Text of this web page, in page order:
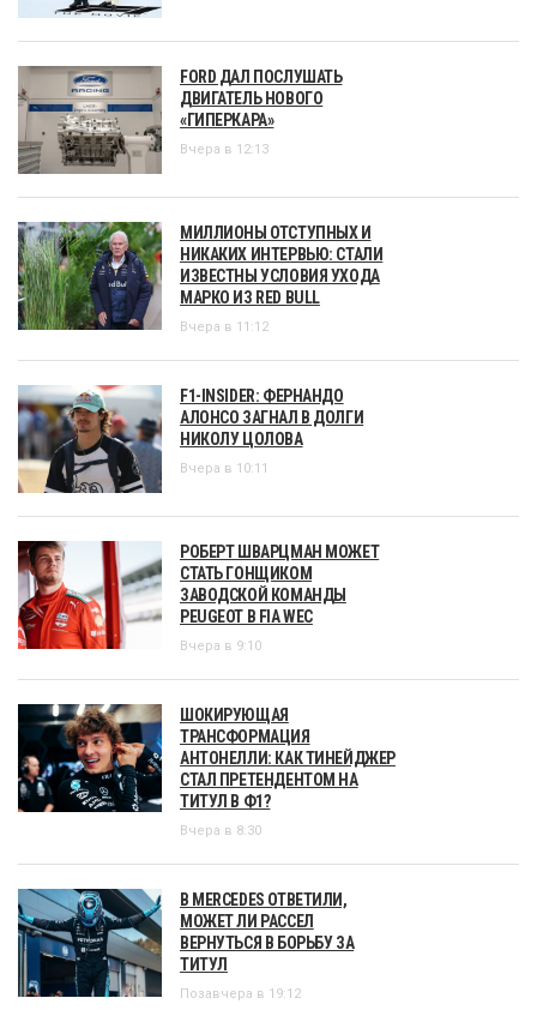
FORD ДАЛ ПОСЛУШАТЬ
ДВИГАТЕЛЬ НОВОГО
«ГИПЕРКАРА»
Вчера в 12:13
МИЛЛИОНЫ ОТСТУПНЫХ И
НИКАКИХ ИНТЕРВЬЮ: СТАЛИ
ИЗВЕСТНЫ УСЛОВИЯ УХОДА
МАРКО ИЗ RED BULL
Вчера в 11:12
F1-INSIDER: ФЕРНАНДО
АЛОНСО ЗАГНАЛ В ДОЛГИ
НИКОЛУ ЦОЛОВА
Вчера в 10:11
РОБЕРТ ШВАРЦМАН МОЖЕТ
СТАТЬ ГОНЩИКОМ
ЗАВОДСКОЙ КОМАНДЫ
PEUGEOT В FIA WEC
Вчера в 9:10
ШОКИРУЮЩАЯ
ТРАНСФОРМАЦИЯ
АНТОНЕЛЛИ: КАК ТИНЕЙДЖЕР
СТАЛ ПРЕТЕНДЕНТОМ НА
ТИТУЛ В Ф1?
Вчера в 8:30
В MERCEDES ОТВЕТИЛИ,
МОЖЕТ ЛИ РАССЕЛ
ВЕРНУТЬСЯ В БОРЬБУ ЗА
ТИТУЛ
Позавчера в 19:12